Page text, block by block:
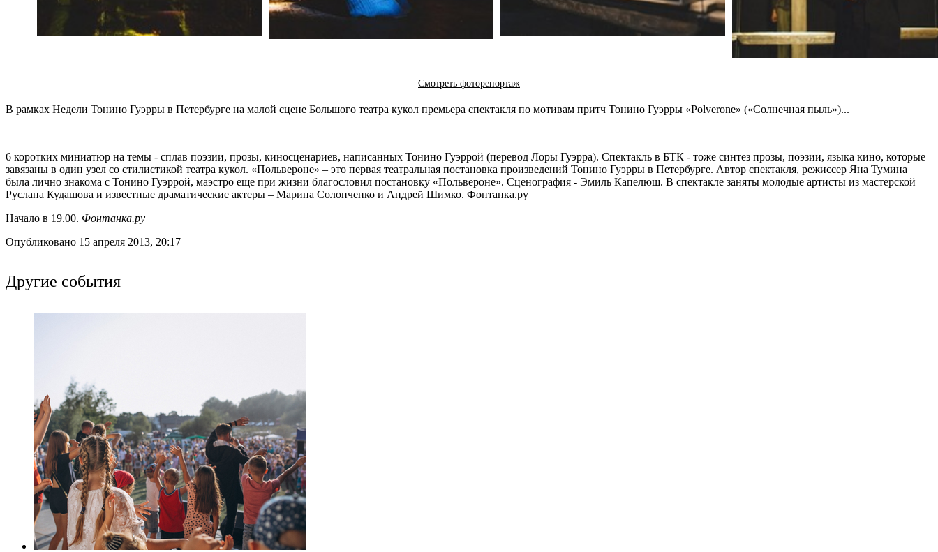
Смотреть фоторепортаж
В рамках Недели Тонино Гуэрры в Петербурге на малой сцене Большого театра кукол премьера спектакля по мотивам притч Тонино Гуэрры «Polverone» («Солнечная пыль»)...
6 коротких миниатюр на темы - сплав поэзии, прозы, киносценариев, написанных Тонино Гуэррой (перевод Лоры Гуэрра). Спектакль в БТК - тоже синтез прозы, поэзии, языка кино, которые
завязаны в один узел со стилистикой театра кукол. «Польвероне» – это первая театральная постановка произведений Тонино Гуэрры в Петербурге. Автор спектакля, режиссер Яна Тумина
была лично знакома с Тонино Гуэррой, маэстро еще при жизни благословил постановку «Польвероне». Сценография - Эмиль Капелюш. В спектакле заняты молодые артисты из мастерской
Руслана Кудашова и известные драматические актеры – Марина Солопченко и Андрей Шимко. Фонтанка.ру
Начало в 19.00. Фонтанка.ру
Опубликовано 15 апреля 2013, 20:17
Другие события